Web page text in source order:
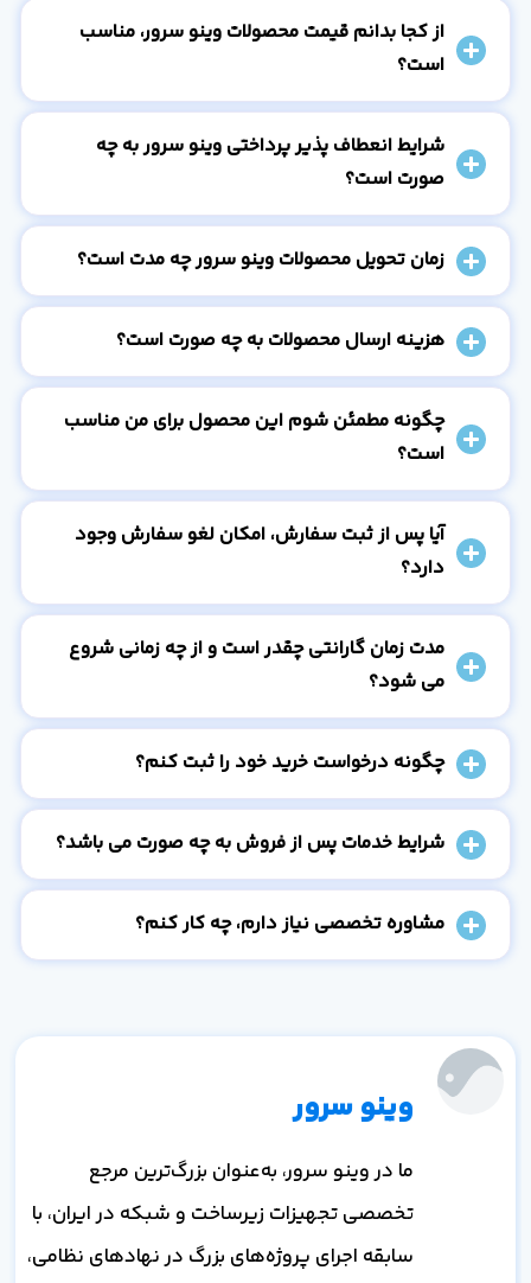
از کجا بدانم قیمت محصولات وینو سرور، مناسب
است؟
شرایط انعطاف پذیر پرداختی وینو سرور به چه
صورت است؟
زمان تحویل محصولات وینو سرور چه مدت است؟
هزینه ارسال محصولات به چه صورت است؟
چگونه مطمئن شوم این محصول برای من مناسب
است؟
آیا پس از ثبت سفارش، امکان لغو سفارش وجود
دارد؟
مدت زمان گارانتی چقدر است و از چه زمانی شروع
می شود؟
چگونه درخواست خرید خود را ثبت کنم؟
شرایط خدمات پس از فروش به چه صورت می باشد؟
مشاوره تخصصی نیاز دارم، چه کار کنم؟
وینو سرور
ما در وینو سرور، به‌عنوان بزرگ‌ترین مرجع
تخصصی تجهیزات زیرساخت و شبکه در ایران، با
سابقه اجرای پروژه‌های بزرگ در نهادهای نظامی،